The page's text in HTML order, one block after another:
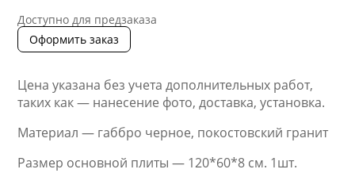
Доступно для предзаказа
Оформить заказ
Цена указана без учета дополнительных работ,
таких как — нанесение фото, доставка, установка.
Материал — габбро черное, покостовский гранит
Размер основной плиты — 120*60*8 см. 1шт.